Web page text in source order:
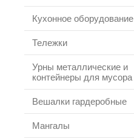
Кухонное оборудование
Тележки
Урны металлические и
контейнеры для мусора
Вешалки гардеробные
Мангалы